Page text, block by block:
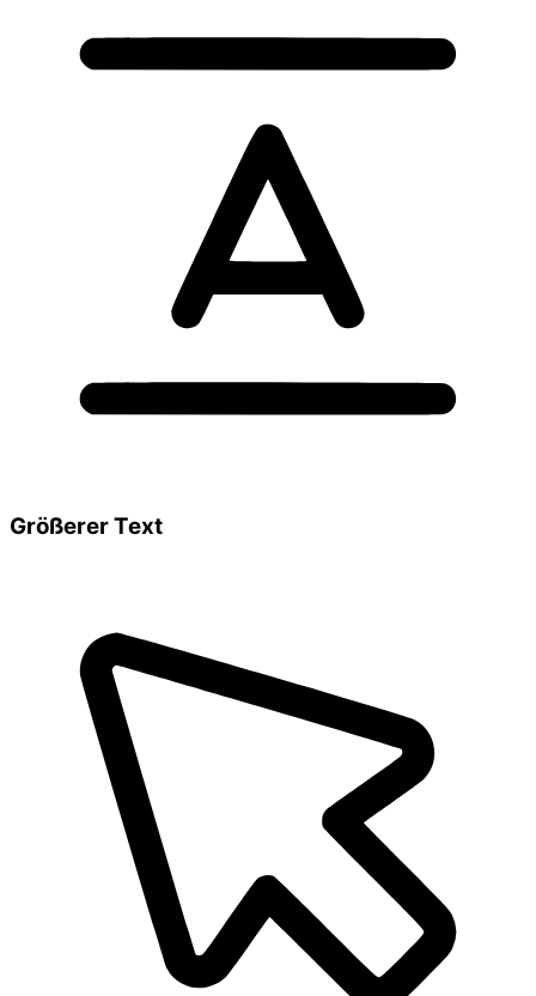
Größerer Text